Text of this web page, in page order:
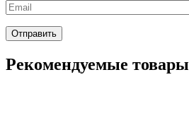
Рекомендуемые товары